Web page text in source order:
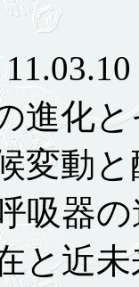
化と
動と
吸
在